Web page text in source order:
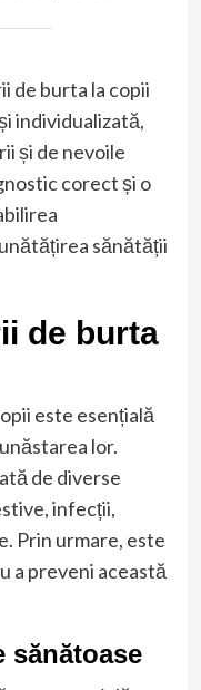
de burta la copii
individualizată,
și de nevoile
corect și o
sănătății
de burta
este esențială
lor.
de diverse
infecții,
Prin urmare, este
a preveni această
sănătoase